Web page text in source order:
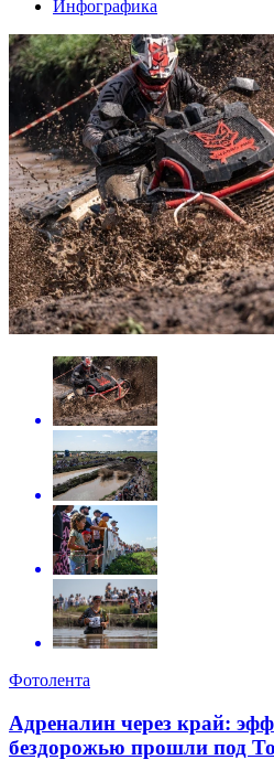
Инфографика
Фотолента
Адреналин через край:
бездорожью прошли под